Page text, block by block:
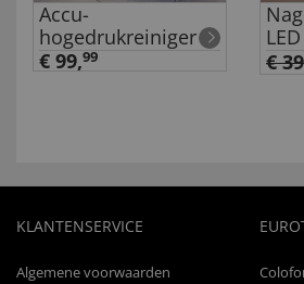
Accu-
hogedrukreiniger
€ 99,99
€ 39
KLANTENSERVICE
Algemene voorwaarden